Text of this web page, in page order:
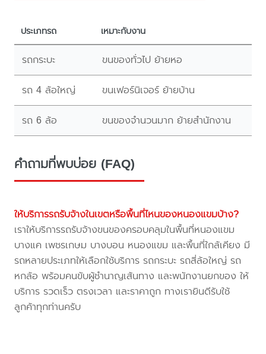
ประเภทรถ เหมาะกับงาน
รถกระบะ ขนของทั่วไป ย้ายหอ
รถ 4 ล้อใหญ่ ขนเฟอร์นิเจอร์ ย้ายบ้าน
รถ 6 ล้อ ขนของจำนวนมาก ย้ายสำนักงาน
คำถามที่พบบ่อย (FAQ)
ให้บริการรถรับจ้างในเขตหรือพื้นที่ไหนของหนองแขมบ้าง?
เราให้บริการรถรับจ้างขนของครอบคลุมในพื้นที่หนองแขม
บางแค เพชรเกษม บางบอน หนองแขม และพื้นที่ใกล้เคียง มี
รถหลายประเภทให้เลือกใช้บริการ รถกระบะ รถสี่ล้อใหญ่ รถ
หกล้อ พร้อมคนขับผู้ชำนาญเส้นทาง และพนักงานยกของ ให้
บริการ รวดเร็ว ตรงเวลา และราคาถูก ทางเรายินดีรับใช้
ลูกค้าทุกท่านครับ